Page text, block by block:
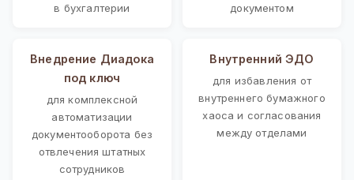
в бухгалтерии
документом
Внедрение Диадока
под ключ
для комплексной
автоматизации
документооборота без
отвлечения штатных
сотрудников
Внутренний ЭДО
для избавления от
внутреннего бумажного
хаоса и согласования
между отделами